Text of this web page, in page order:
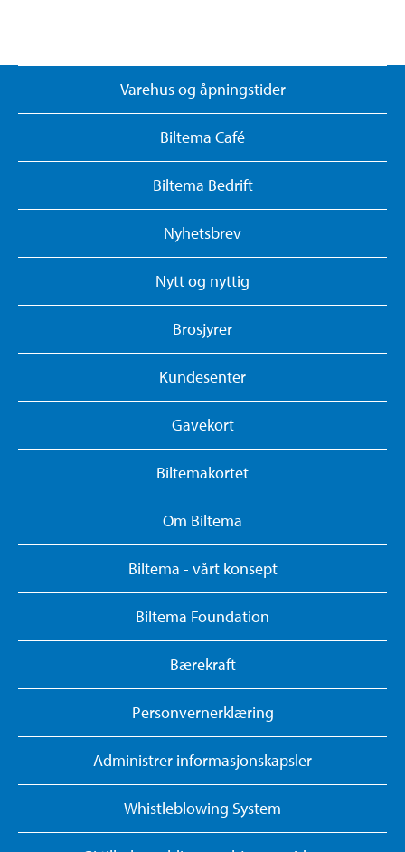
Varehus og åpningstider
Biltema Café
Biltema Bedrift
Nyhetsbrev
Nytt og nyttig
Brosjyrer
Kundesenter
Gavekort
Biltemakortet
Om Biltema
Biltema - vårt konsept
Biltema Foundation
Bærekraft
Personvernerklæring
Administrer informasjonskapsler
Whistleblowing System